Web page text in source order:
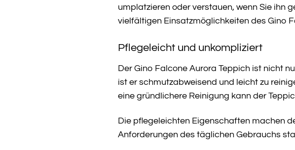
umplatzieren oder verstauen, wenn Sie ihn
vielfältigen Einsatzmöglichkeiten des Gino
Pflegeleicht und unkompliziert
Der Gino Falcone Aurora Teppich ist nicht
ist er schmutzabweisend und leicht zu
eine gründlichere Reinigung kann der
Die pflegeleichten Eigenschaften machen
Anforderungen des täglichen Gebrauchs